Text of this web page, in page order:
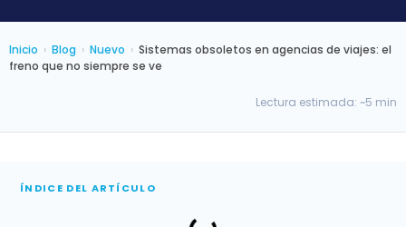
Inicio › Blog › Nuevo › Sistemas obsoletos en agencias de viajes: el
freno que no siempre se ve
Lectura estimada: ~5 min
ÍNDICE DEL ARTÍCULO